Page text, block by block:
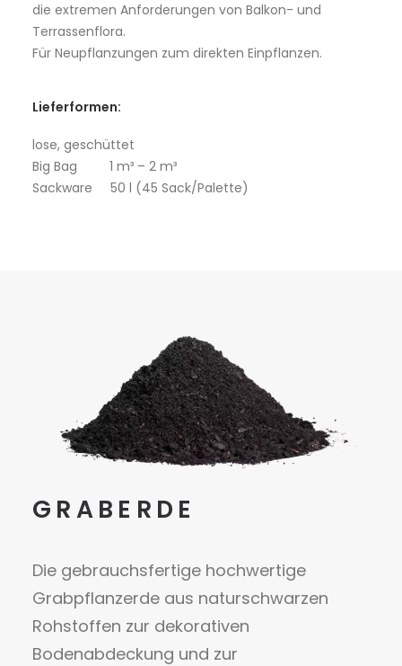
die extremen Anforderungen von Balkon- und
Terrassenflora.
Für Neupflanzungen zum direkten Einpflanzen.
Lieferformen:
lose, geschüttet
Big Bag 1 m³ – 2 m³
Sackware 50 l (45 Sack/Palette)
GRABERDE
Die gebrauchsfertige hochwertige
Grabpflanzerde aus naturschwarzen
Rohstoffen zur dekorativen
Bodenabdeckung und zur